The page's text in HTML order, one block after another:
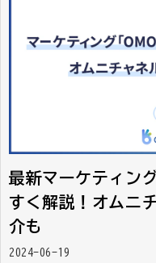
最新マーケティン
すく解説！オムニ
介も
2024-06-19